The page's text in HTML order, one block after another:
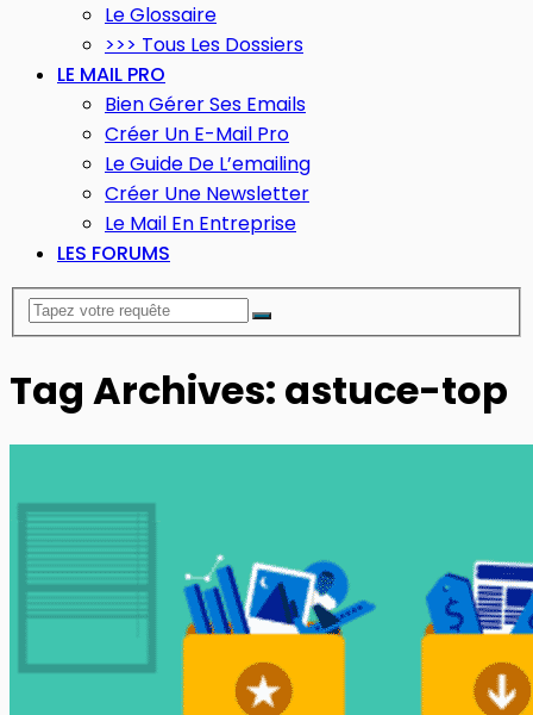
Le Glossaire
>>> Tous Les Dossiers
LE MAIL PRO
Bien Gérer Ses Emails
Créer Un E-Mail Pro
Le Guide De L’emailing
Créer Une Newsletter
Le Mail En Entreprise
LES FORUMS
Tag Archives: astuce-top